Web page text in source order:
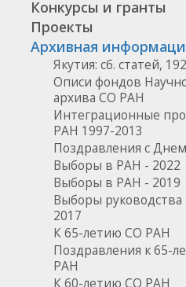
Конкурсы и гранты
Проекты
Архивная
Якутия: сб. статей,
Описи фондов
архива СО РАН
Интеграционные
РАН 1997-2013
Поздравления с
Выборы в РАН - 2022
Выборы в РАН - 2019
Выборы
2017
К 65-летию СО РАН
Поздравления к 65-
РАН
К 60-летию СО РАН